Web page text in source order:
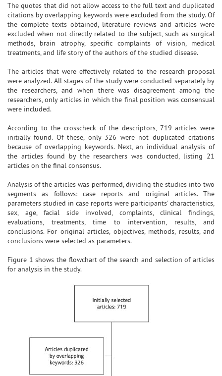
The quotes that did not allow access to the full text and duplicated
citations by overlapping keywords were excluded from the study. Of
the complete texts obtained, literature reviews and articles were
excluded when not directly related to the subject, such as surgical
methods, brain atrophy, specific complaints of vision, medical
treatments, and life story of the authors of the studied disease.
The articles that were effectively related to the research proposal
were analyzed. All stages of the study were conducted separately by
the researchers, and when there was disagreement among the
researchers, only articles in which the final position was consensual
were included.
According to the crosscheck of the descriptors, 719 articles were
initially found. Of these, only 326 were not duplicated citations
because of overlapping keywords. Next, an individual analysis of
the articles found by the researchers was conducted, listing 21
articles on the final consensus.
Analysis of the articles was performed, dividing the studies into two
segments as follows: case reports and original articles. The
parameters studied in case reports were participants' characteristics,
sex, age, facial side involved, complaints, clinical findings,
evaluations, treatments, time to intervention, results, and
conclusions. For original articles, objectives, methods, results, and
conclusions were selected as parameters.
Figure 1 shows the flowchart of the search and selection of articles
for analysis in the study.